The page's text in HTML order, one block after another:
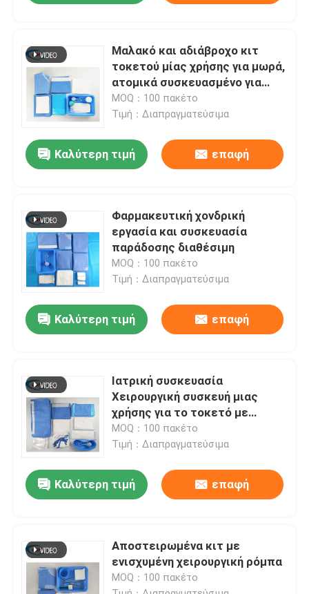
Προϊόντα
Βίντεο
Εμφάνιση VR
Επισκεψή εργοστασίου
Έλεγχος ποιότητας
Επικοινωνήστε μαζί μας
Ειδήσεις
Υποθέσεις
Μαλακό και αδιάβροχο κιτ
τοκετού μίας χρήσης για μωρά,
ατομικά συσκευασμένο για
στειρότητα
MOQ：100 πακέτο
Τιμή：Διαπραγματεύσιμα
Καλύτερη τιμή επαφή
Φαρμακευτική χονδρική
εργασία και συσκευασία
παράδοσης διαθέσιμη
MOQ：100 πακέτο
Τιμή：Διαπραγματεύσιμα
Καλύτερη τιμή επαφή
Ιατρική συσκευασία
Χειρουργική συσκευή μιας
χρήσης για το τοκετό με
πιστοποίηση CE ISO13485
MOQ：100 πακέτο
Τιμή：Διαπραγματεύσιμα
Καλύτερη τιμή επαφή
Αποστειρωμένα κιτ με
ενισχυμένη χειρουργική ρόμπα
MOQ：100 πακέτο